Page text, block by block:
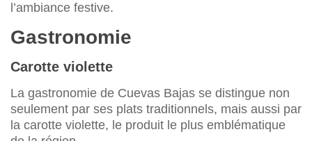
l’ambiance festive.
Gastronomie
Carotte violette
La gastronomie de Cuevas Bajas se distingue non
seulement par ses plats traditionnels, mais aussi par
la carotte violette, le produit le plus emblématique